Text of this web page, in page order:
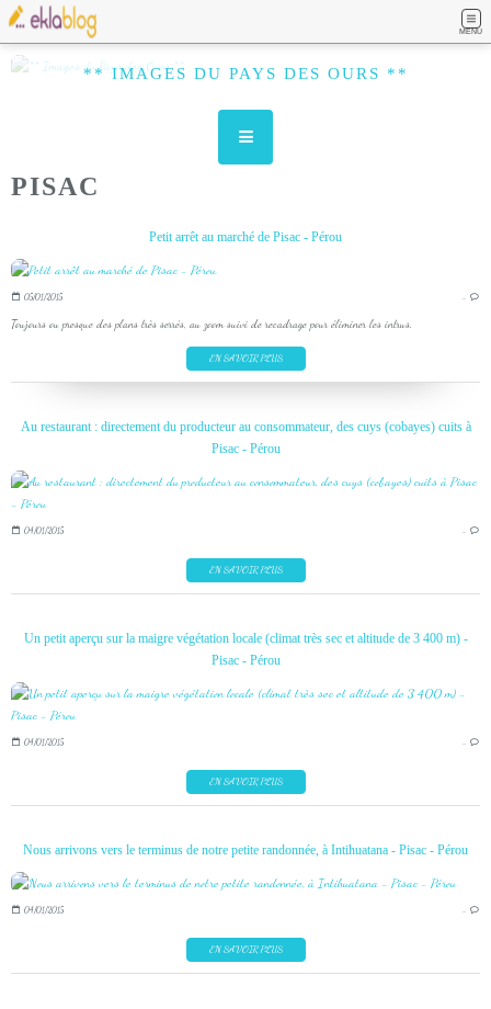
MENU
** IMAGES DU PAYS DES OURS **
PISAC
Petit arrêt au marché de Pisac - Pérou
05/01/2015 …
Toujours ou presque des plans très serrés, au zoom suivi de recadrage pour éliminer les intrus.
EN SAVOIR PLUS
Au restaurant : directement du producteur au consommateur, des cuys (cobayes) cuits à
Pisac - Pérou
04/01/2015 …
EN SAVOIR PLUS
Un petit aperçu sur la maigre végétation locale (climat très sec et altitude de 3 400 m) -
Pisac - Pérou
04/01/2015 …
EN SAVOIR PLUS
Nous arrivons vers le terminus de notre petite randonnée, à Intihuatana - Pisac - Pérou
04/01/2015 …
EN SAVOIR PLUS